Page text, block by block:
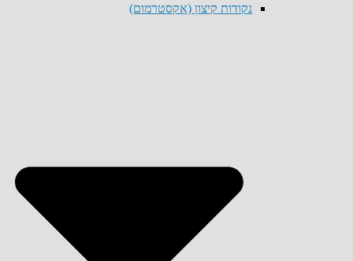
נקודות קיצון (אקסטרמום)